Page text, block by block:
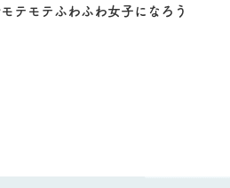
テモテふわふわ女子になろう